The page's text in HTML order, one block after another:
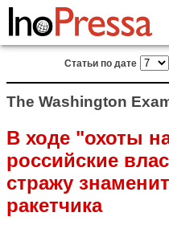
Статьи по дате
The Washington
В ходе "охоты
российские
стражу
ракетчика